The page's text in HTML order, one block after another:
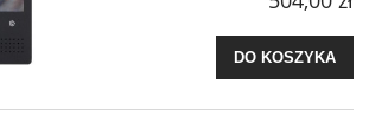
DO KOSZYKA